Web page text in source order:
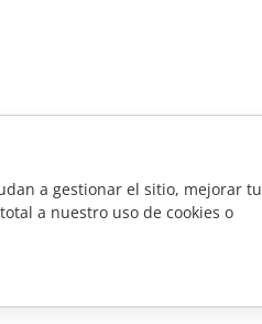
a gestionar el sitio, mejorar tu
a nuestro uso de cookies o